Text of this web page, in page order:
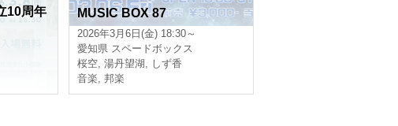
周年
MUSIC BOX 87
2026年3月6日(金) 18:30～
愛知県 スペードボックス
桜空, 湯丹望湖 , しず香
音楽, 邦楽